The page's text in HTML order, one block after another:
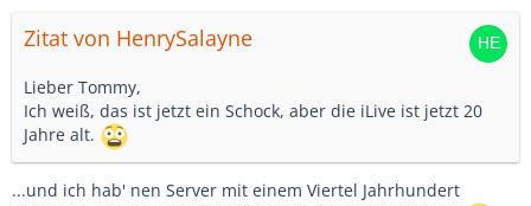
Zitat von HenrySalayne
Lieber Tommy,
Ich weiß, das ist jetzt ein Schock, aber die iLive ist jetzt 20
Jahre alt.
...und ich hab' nen Server mit einem Viertel Jahrhundert